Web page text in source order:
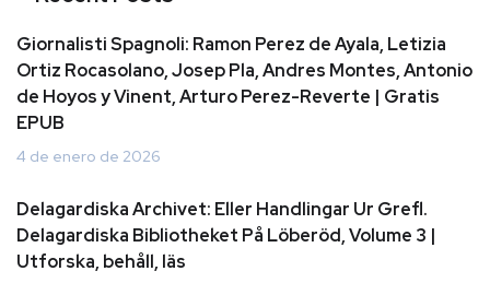
Giornalisti Spagnoli: Ramon Perez de Ayala, Letizia
Ortiz Rocasolano, Josep Pla, Andres Montes, Antonio
de Hoyos y Vinent, Arturo Perez-Reverte | Gratis
EPUB
4 de enero de 2026
Delagardiska Archivet: Eller Handlingar Ur Grefl.
Delagardiska Bibliotheket På Löberöd, Volume 3 |
Utforska, behåll, läs